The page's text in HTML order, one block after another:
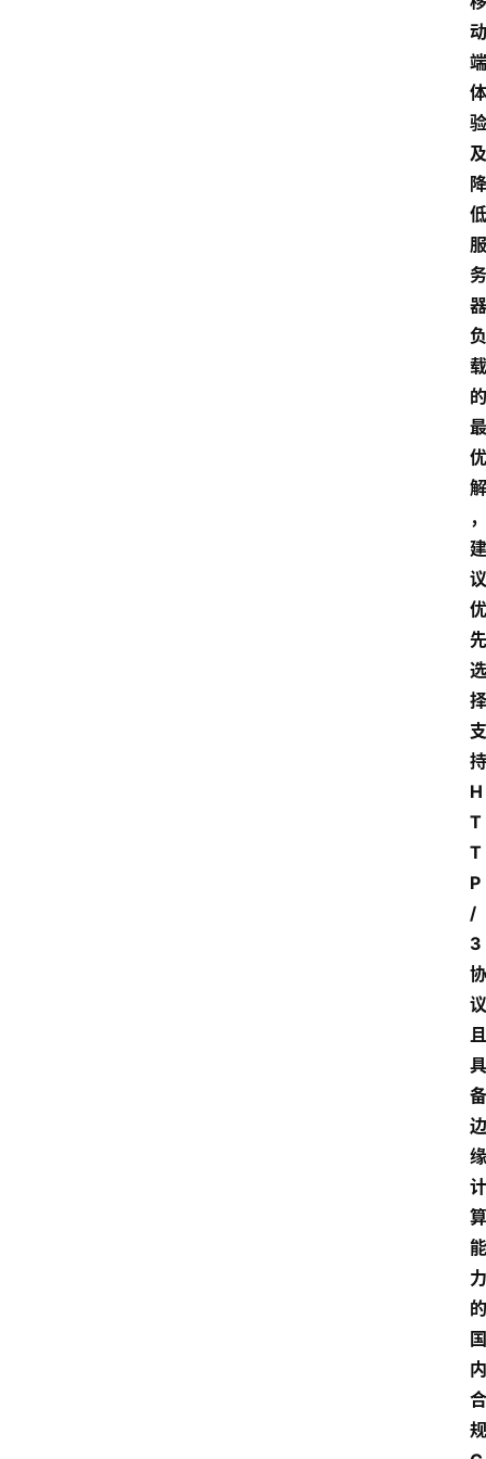
动
端
体
验
及
降
低
服
务
器
负
载
的
最
优
解
，
建
议
优
先
选
择
支
持
H
T
T
P
/
3
协
议
且
具
备
边
缘
计
算
能
力
的
国
内
合
规